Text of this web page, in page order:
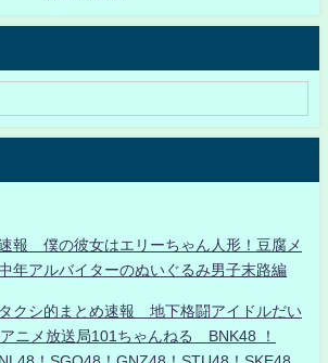
報 僕の彼女はエリーちゃん人形！豆腐メ
年アルバイターのぬいぐるみ男子末路編
クシ的まとめ速報 地下格闘アイドルだい
ニメ放送局101ちゃんねる BNK48 ！